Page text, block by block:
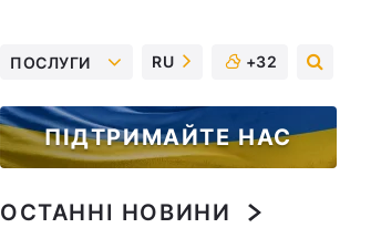
ПОСЛУГИ RU +32
ПІДТРИМАЙТЕ НАС
ОСТАННІ НОВИНИ